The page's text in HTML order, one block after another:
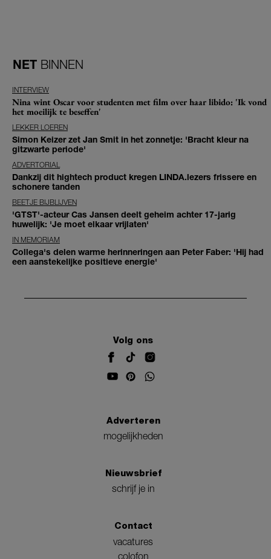
NET BINNEN
INTERVIEW
Nina wint Oscar voor studenten met film over haar libido: 'Ik vond
het moeilijk te beseffen'
LEKKER LOEREN
Simon Keizer zet Jan Smit in het zonnetje: 'Bracht kleur na
gitzwarte periode'
ADVERTORIAL
Dankzij dit hightech product kregen LINDA.lezers frissere en
schonere tanden
BEETJE BIJBLIJVEN
'GTST'-acteur Cas Jansen deelt geheim achter 17-jarig
huwelijk: 'Je moet elkaar vrijlaten'
IN MEMORIAM
Collega's delen warme herinneringen aan Peter Faber: 'Hij had
een aanstekelijke positieve energie'
Volg ons
Adverteren
mogelijkheden
Nieuwsbrief
schrijf je in
Contact
vacatures
colofon